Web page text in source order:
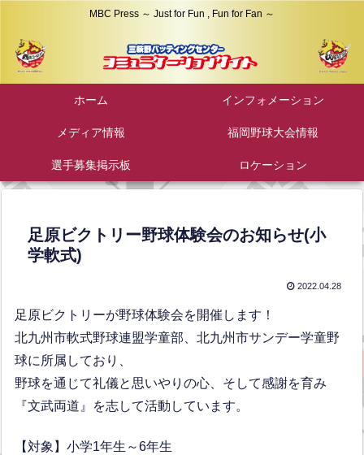
MBC Press ～ Just for Fun , Fun for Fan ～
ホーム インフォメーション
メディア情報 福岡野球大会情報
選手募集掲示板 ロケーション
足原ビクトリー野球体験会のお知らせ(小
学軟式)
2022.04.28
足原ビクトリーが野球体験会を開催します！
北九州市軟式野球連盟学童部、北九州市サンデー学童野
球に所属しており、
野球を通じて礼儀と思いやりの心、そして感謝を育み
『文武両道』を志して活動しています。
【対象】小学1年生～6年生